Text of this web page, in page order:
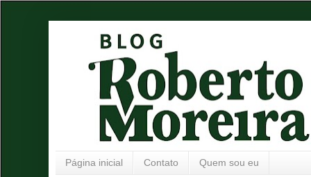
Página inicial Contato Quem sou eu